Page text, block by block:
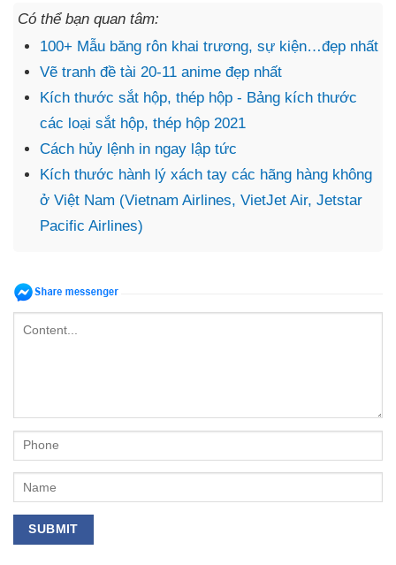
Có thể bạn quan tâm:
100+ Mẫu băng rôn khai trương, sự kiện…đẹp nhất
Vẽ tranh đề tài 20-11 anime đẹp nhất
Kích thước sắt hộp, thép hộp - Bảng kích thước
các loại sắt hộp, thép hộp 2021
Cách hủy lệnh in ngay lập tức
Kích thước hành lý xách tay các hãng hàng không
ở Việt Nam (Vietnam Airlines, VietJet Air, Jetstar
Pacific Airlines)